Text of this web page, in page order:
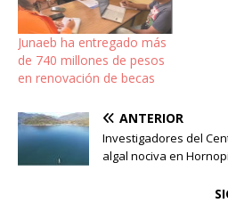
Junaeb ha entregado más
de 740 millones de pesos
en renovación de becas
ANTERIOR
Investigadores del
algal nociva en